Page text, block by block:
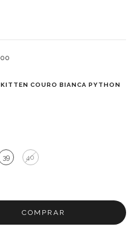
COURO BIANCA PYTHON
39 40